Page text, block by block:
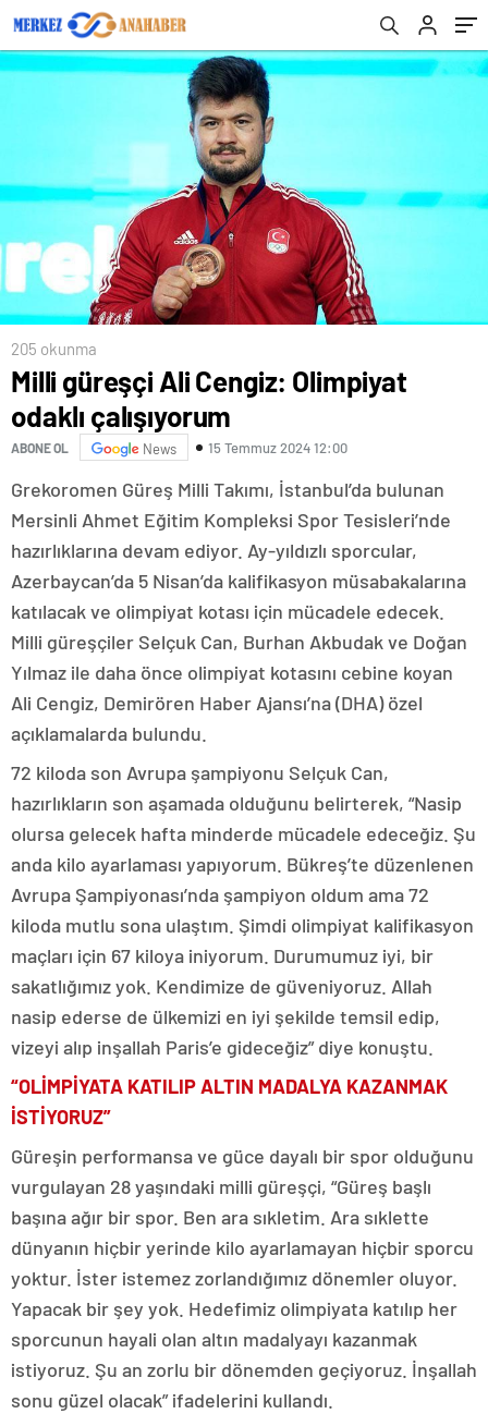
205 okunma
Milli güreşçi Ali Cengiz: Olimpiyat
odaklı çalışıyorum
ABONE OL News 15 Temmuz 2024 12:00
Grekoromen Güreş Milli Takımı, İstanbul’da bulunan
Mersinli Ahmet Eğitim Kompleksi Spor Tesisleri’nde
hazırlıklarına devam ediyor. Ay-yıldızlı sporcular,
Azerbaycan’da 5 Nisan’da kalifikasyon müsabakalarına
katılacak ve olimpiyat kotası için mücadele edecek.
Milli güreşçiler Selçuk Can, Burhan Akbudak ve Doğan
Yılmaz ile daha önce olimpiyat kotasını cebine koyan
Ali Cengiz, Demirören Haber Ajansı’na (DHA) özel
açıklamalarda bulundu.
72 kiloda son Avrupa şampiyonu Selçuk Can,
hazırlıkların son aşamada olduğunu belirterek, “Nasip
olursa gelecek hafta minderde mücadele edeceğiz. Şu
anda kilo ayarlaması yapıyorum. Bükreş’te düzenlenen
Avrupa Şampiyonası’nda şampiyon oldum ama 72
kiloda mutlu sona ulaştım. Şimdi olimpiyat kalifikasyon
maçları için 67 kiloya iniyorum. Durumumuz iyi, bir
sakatlığımız yok. Kendimize de güveniyoruz. Allah
nasip ederse de ülkemizi en iyi şekilde temsil edip,
vizeyi alıp inşallah Paris’e gideceğiz” diye konuştu.
“OLİMPİYATA KATILIP ALTIN MADALYA KAZANMAK
İSTİYORUZ”
Güreşin performansa ve güce dayalı bir spor olduğunu
vurgulayan 28 yaşındaki milli güreşçi, “Güreş başlı
başına ağır bir spor. Ben ara sıkletim. Ara sıklette
dünyanın hiçbir yerinde kilo ayarlamayan hiçbir sporcu
yoktur. İster istemez zorlandığımız dönemler oluyor.
Yapacak bir şey yok. Hedefimiz olimpiyata katılıp her
sporcunun hayali olan altın madalyayı kazanmak
istiyoruz. Şu an zorlu bir dönemden geçiyoruz. İnşallah
sonu güzel olacak” ifadelerini kullandı.